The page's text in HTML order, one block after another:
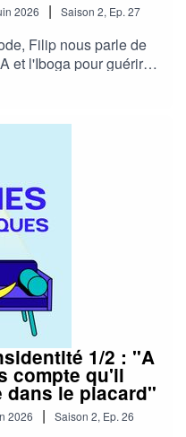
2026 | Saison 2, Ep.27
Filip nous parle de
et l'Iboga pour guérir
explique pourquoi,
politique.Le mail de
site internet :
1/2 : "A
compte qu'il
dans le placard"
2026 | Saison 2, Ep. 26